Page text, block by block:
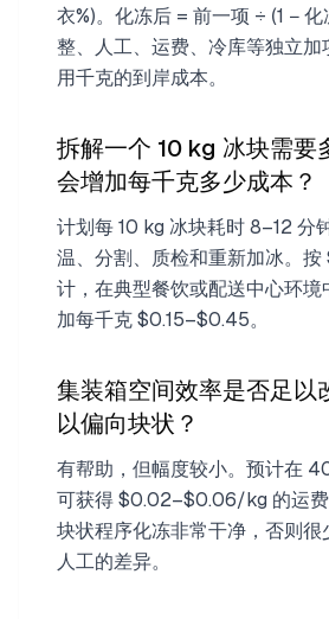
衣%)。化冻后 = 前一项 ÷ (1 − 化
整、人工、运费、冷库等独立加
用千克的到岸成本。
拆解一个 10 kg 冰块需要
会增加每千克多少成本？
计划每 10 kg 冰块耗时 8–12 分
温、分割、质检和重新加冰。
计，在典型餐饮或配送中心环境
加每千克 $0.15–$0.45。
集装箱空间效率是否足以
以偏向块状？
有帮助，但幅度较小。预计在
可获得 $0.02–$0.06/kg 的运费
块状程序化冻非常干净，否则很
人工的差异。